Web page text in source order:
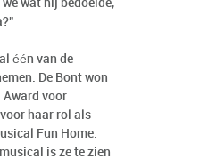
wat hij bedoelde,
één van de
De Bont won
voor
haar rol als
Fun Home.
is ze te zien